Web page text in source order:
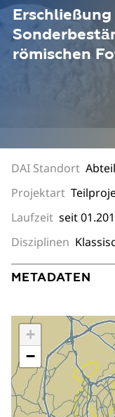
römischen
DAI Standort
Projektart
Laufzeit seit
Disziplinen
METADATEN